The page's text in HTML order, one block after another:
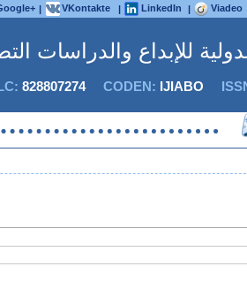
| VKontakte | LinkedIn | Viadeo
للإبداع والدراسات
828807274CODEN: IJIABO